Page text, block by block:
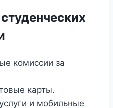
комиссии за
карты.
и мобильные